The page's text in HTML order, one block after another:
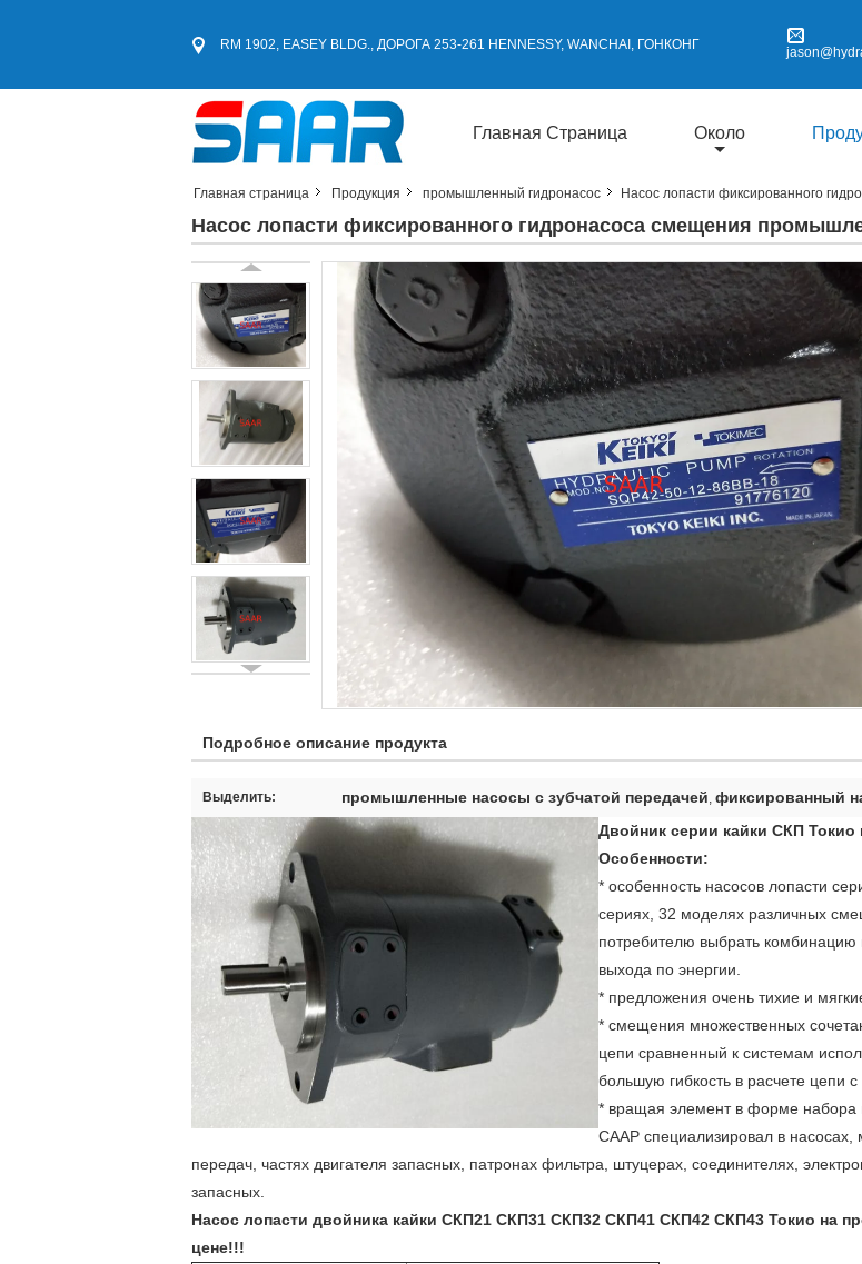
RM 1902, EASEY BLDG., ДОРОГА 253-261 HENNESSY, WANCHAI, ГОНКОНГ
Главная Страница Около
Главная страница Продукция промышленный гидронасос Насос лопасти фиксированного
Насос лопасти фиксированного гидронасоса смещения
Подробное описание продукта
Выделить: промышленные насосы с зубчатой передачей, фиксированный
Двойник серии кайки СКП
Особенности:
* особенность насосов лопасти
сериях, 32 моделях различных
потребителю выбрать комбинацию
выхода по энергии.
* предложения очень тихие и
* смещения множественных
цепи сравненный к системам
большую гибкость в расчете цепи
* вращая элемент в форме набора
СААР специализировал в насосах,
передач, частях двигателя запасных, патронах фильтра, штуцерах, соединителях,
запасных.
Насос лопасти двойника кайки СКП21 СКП31 СКП32 СКП41 СКП42 СКП43 Токио на
цене!!!